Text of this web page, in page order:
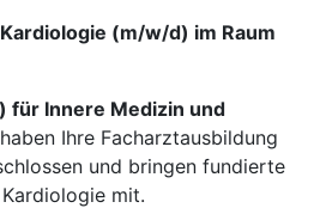
(m/w/d) im Raum
für Innere Medizin und
Ihre Facharztausbildung
und bringen fundierte
mit.